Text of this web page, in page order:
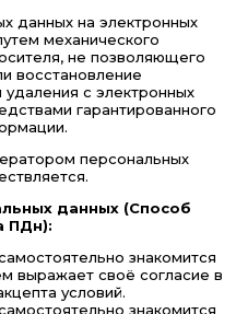
данных на электронных
механического
не позволяющего
восстановление
с электронных
гарантированного
персональных
данных (Способ
ПДн):
знакомится
выражает своё согласие в
условий.
знакомится